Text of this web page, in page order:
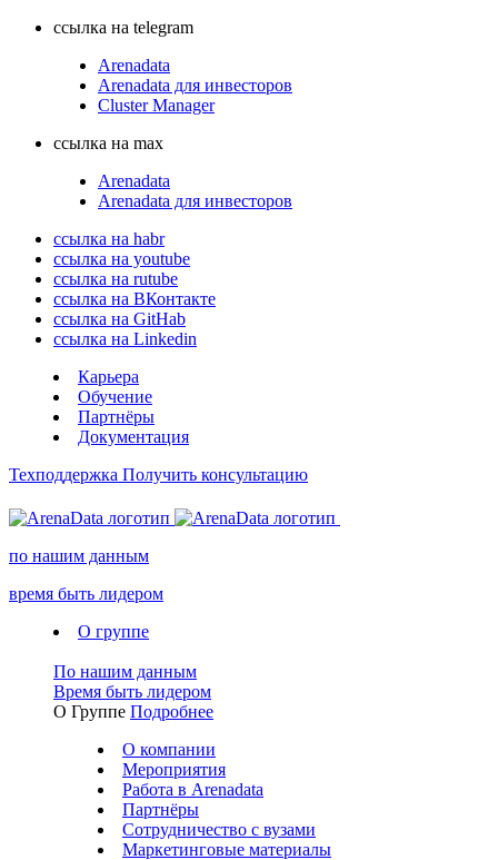
ссылка на telegram
Arenadata
Arenadata для инвесторов
Cluster Manager
ссылка на max
Arenadata
Arenadata для инвесторов
ссылка на habr
ссылка на youtube
ссылка на rutube
ссылка на ВКонтакте
ссылка на GitHab
ссылка на Linkedin
Карьера
Обучение
Партнёры
Документация
Техподдержка Получить консультацию
по нашим данным
время быть лидером
О группе
По нашим данным
Время быть лидером
О Группе Подробнее
О компании
Мероприятия
Работа в Arenadata
Партнёры
Сотрудничество с вузами
Маркетинговые материалы